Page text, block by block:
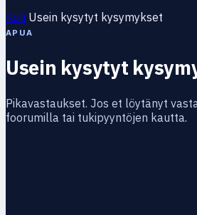
Koti Usein kysytyt kysymykset
APUA
Usein kysytyt
Pikavastaukset. Jos et löytänyt
foorumilla tai tukipyyntöjen kautta.